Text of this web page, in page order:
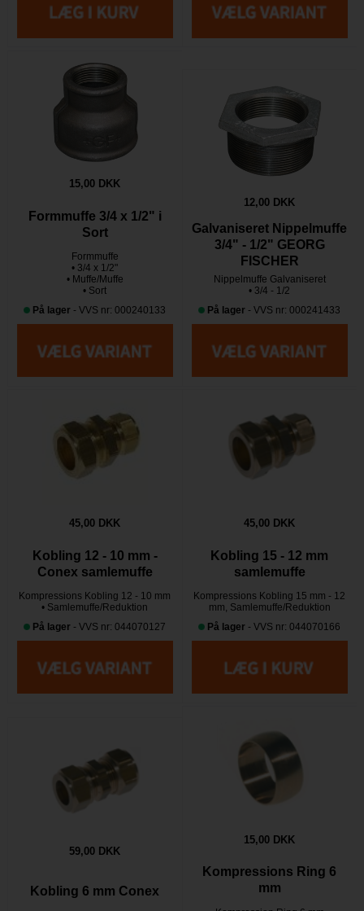
15,00 DKK
Formmuffe 3/4 x 1/2" i
Sort
Formmuffe
• 3/4 x 1/2"
• Muffe/Muffe
• Sort
På lager - VVS nr: 000240133
12,00 DKK
Galvaniseret Nippelmuffe
3/4" - 1/2" GEORG
FISCHER
Nippelmuffe Galvaniseret
• 3/4 - 1/2
På lager - VVS nr: 000241433
45,00 DKK
Kobling 12 - 10 mm -
Conex samlemuffe
Kompressions Kobling 12 - 10 mm
• Samlemuffe/Reduktion
På lager - VVS nr: 044070127
45,00 DKK
Kobling 15 - 12 mm
samlemuffe
Kompressions Kobling 15 mm - 12
mm, Samlemuffe/Reduktion
På lager - VVS nr: 044070166
59,00 DKK
Kobling 6 mm Conex
15,00 DKK
Kompressions Ring 6
mm